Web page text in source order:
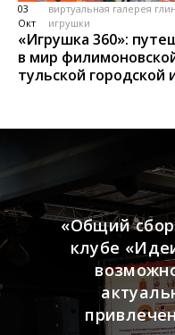
03
Окт
виртуальная галерея
игрушки
«Игрушка 360»:
в мир
тульской городской
«Общий
клубе